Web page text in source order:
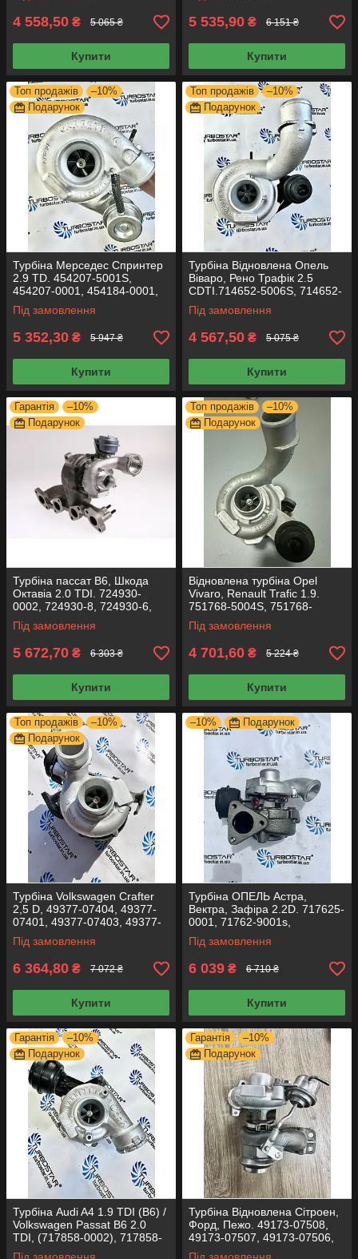
4 558,50 ₴ 5 065 ₴
Купити
5 535,90 ₴ 6 151 ₴
Купити
Топ продажів
–10%
Подарунок
Турбіна Мерседес Спринтер
2.9 TD. 454207-5001S,
454207-0001, 454184-0001,
454111-0001, 454207-1,
454184-1
Під замовлення
5 352,30 ₴ 5 947 ₴
Купити
Топ продажів
–10%
Подарунок
Турбіна Відновлена Опель
Віваро, Рено Трафік 2.5
CDTI.714652-5006S, 714652-
6, 714652-5005S, 714652-4
Під замовлення
4 567,50 ₴ 5 075 ₴
Купити
Гарантія
–10%
Подарунок
Турбіна пассат B6, Шкода
Октавіа 2.0 TDI. 724930-
0002, 724930-8, 724930-6,
724930-4, 724930-2,
03G253014H
Під замовлення
5 672,70 ₴ 6 303 ₴
Купити
Топ продажів
–10%
Подарунок
Відновлена турбіна Opel
Vivaro, Renault Trafic 1.9.
751768-5004S, 751768-
5003S, 751768-0001, 717345-
0002
Під замовлення
4 701,60 ₴ 5 224 ₴
Купити
Топ продажів
–10%
Подарунок
Турбіна Volkswagen Crafter
2,5 D, 49377-07404, 49377-
07401, 49377-07403, 49377-
07405, 49377-07440
Під замовлення
6 364,80 ₴ 7 072 ₴
Купити
–10% Подарунок
Турбіна ОПЕЛЬ Астра,
Вектра, Зафіра 2.2D. 717625-
0001, 71762-9001s,
GT1849V-1, 860050,
24445061
Під замовлення
6 039 ₴ 6 710 ₴
Купити
Гарантія
–10%
Подарунок
Турбіна Audi A4 1.9 TDI (B6) /
Volkswagen Passat B6 2.0
TDI, (717858-0002), 717858-
0003, 717858-0004
Гарантія
–10%
Подарунок
Турбіна Відновлена Сітроен,
Форд, Пежо. 49173-07508,
49173-07507, 49173-07506,
49173-07504, 9657530580